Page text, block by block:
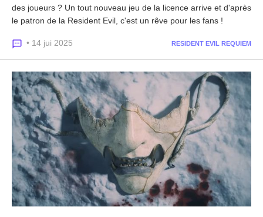
des joueurs ? Un tout nouveau jeu de la licence arrive et d'après
le patron de la Resident Evil, c'est un rêve pour les fans !
• 14 jui 2025 RESIDENT EVIL REQUIEM